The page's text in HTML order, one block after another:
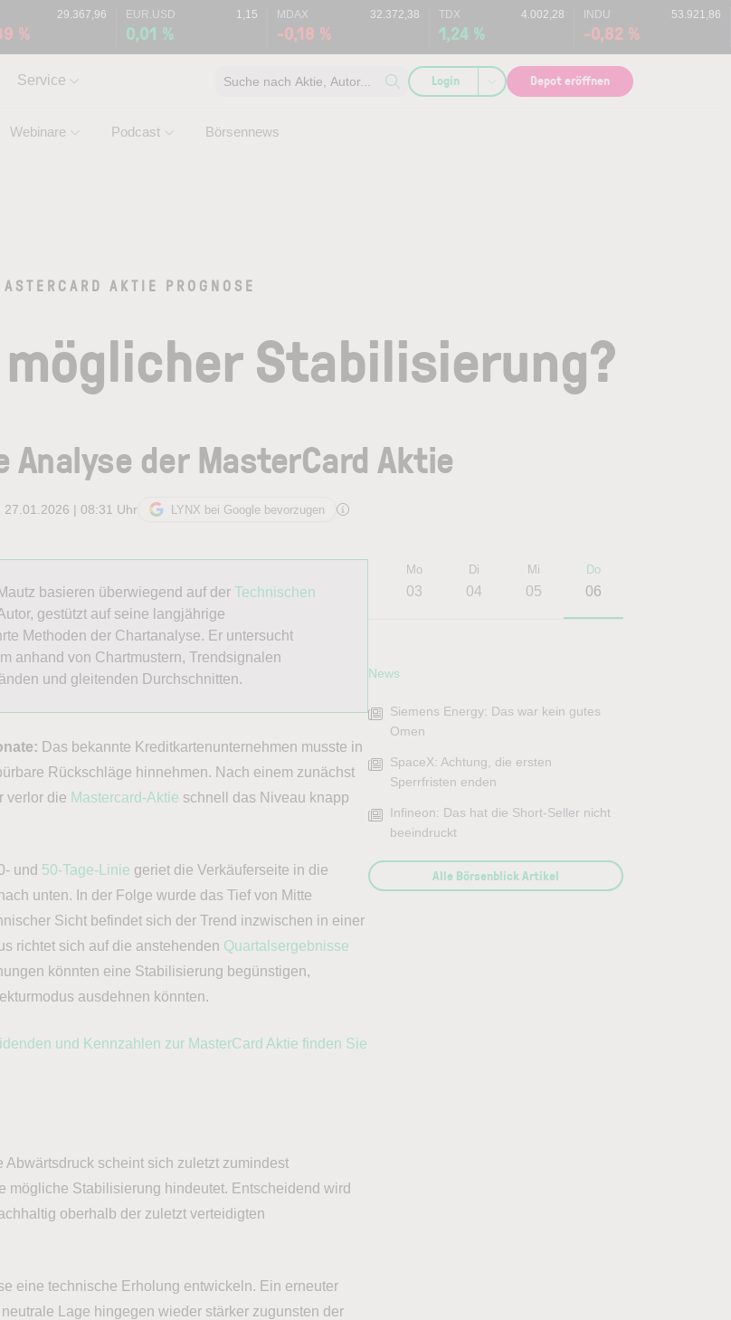
29.367,96
%
EUR.USD 1,15
0,01 %
MDAX 32.372,38
-0,18 %
TDX 4.002,28
1,24 %
INDU 53.921,86
-0,82 %
Webinare Podcast Börsennews
Service Suche nach Aktie, Autor... Login Depot eröffnen
AKTIE PROGNOSE
Stabilisierung?
Analyse der MasterCard Aktie
27.01.2026 | 08:31 Uhr LYNX bei Google bevorzugen
basieren überwiegend auf derTechnischen
gestützt auf seine langjährige
Methoden der Chartanalyse. Er untersucht
anhand von Chartmustern, Trendsignalen
und gleitenden Durchschnitten.
Das bekannte Kreditkartenunternehmen musste in
Rückschläge hinnehmen. Nach einem zunächst
verlor die Mastercard-Aktie schnell das Niveau knapp
und 50-Tage-Linie geriet die Verkäuferseite in die
unten. In der Folge wurde das Tief von Mitte
Sicht befindet sich der Trend inzwischen in einer
richtet sich auf die anstehenden Quartalsergebnisse
könnten eine Stabilisierung begünstigen,
ausdehnen könnten.
und Kennzahlen zur MasterCard Aktie finden Sie
Abwärtsdruck scheint sich zuletzt zumindest
mögliche Stabilisierung hindeutet. Entscheidend wird
oberhalb der zuletzt verteidigten
eine technische Erholung entwickeln. Ein erneuter
Lage hingegen wieder stärker zugunsten der
Mo
03
Di
04
Mi
05
Do
06
News
Siemens Energy: Das war kein gutes
Omen
SpaceX: Achtung, die ersten
Sperrfristen enden
Infineon: Das hat die Short-Seller nicht
beeindruckt
Alle Börsenblick Artikel